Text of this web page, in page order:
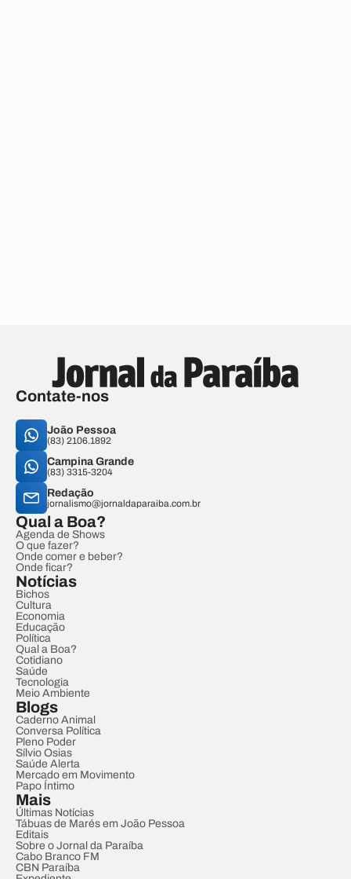
Contate-nos
João Pessoa
(83) 2106.1892
Campina Grande
(83) 3315-3204
Redação
jornalismo@jornaldaparaiba.com.br
Qual a Boa?
Agenda de Shows
O que fazer?
Onde comer e beber?
Onde ficar?
Notícias
Bichos
Cultura
Economia
Educação
Política
Qual a Boa?
Cotidiano
Saúde
Tecnologia
Meio Ambiente
Blogs
Caderno Animal
Conversa Política
Pleno Poder
Sílvio Osias
Saúde Alerta
Mercado em Movimento
Papo Íntimo
Mais
Últimas Notícias
Tábuas de Marés em João Pessoa
Editais
Sobre o Jornal da Paraíba
Cabo Branco FM
CBN Paraíba